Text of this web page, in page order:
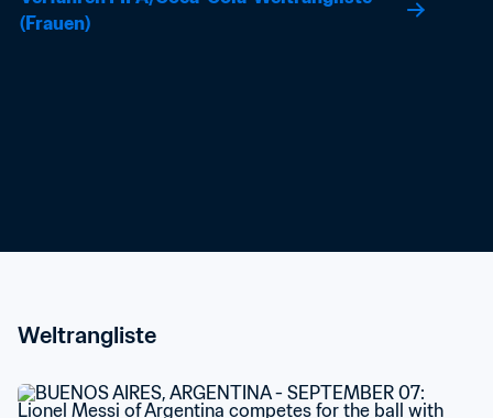
(Frauen)
Weltrangliste